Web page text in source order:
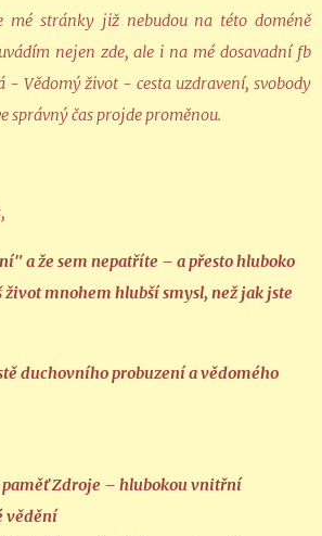
mé stránky již nebudou na této doméně
nejen zde, ale i na mé dosavadní fb
- Vědomý život - cesta uzdravení, svobody
správný čas projde proměnou.
a že sem nepatříte – a přesto hluboko
mnohem hlubší smysl, než jak jste
duchovního probuzení a vědomého
paměť Zdroje – hlubokou vnitřní
vědění